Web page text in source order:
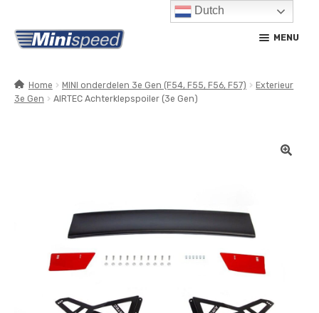
Ga
door
navigatie
Ga
naar
inhoud
MENU
Home MINI onderdelen 3e Gen (F54, F55, F56, F57)
Exterieur
3e Gen
AIRTEC Achterklepspoiler (3e Gen)
Dutch